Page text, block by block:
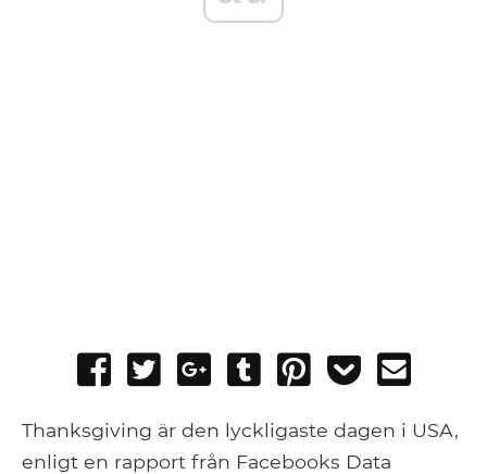
Share
Facebook
Tweet
Share
Google+
Post
Tumblr
Pin
Add
Pocket
Thanksgiving är den lyckligaste dagen i USA,
enligt en rapport från Facebooks Data